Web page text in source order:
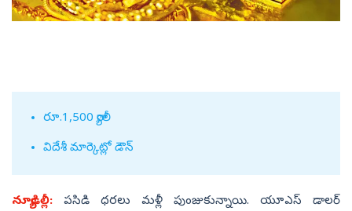
రూ.1,500 ర్యాలీ
విదేశీ మార్కెట్లో డౌన్‌
న్యూఢిల్లీ: పసిడి ధరలు మళ్లీ పుంజుకున్నాయి. యూఎస్‌ డాలర్‌